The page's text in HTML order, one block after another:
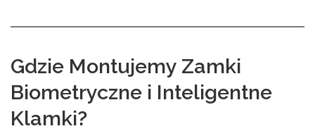
Gdzie Montujemy Zamki
Biometryczne i Inteligentne
Klamki?